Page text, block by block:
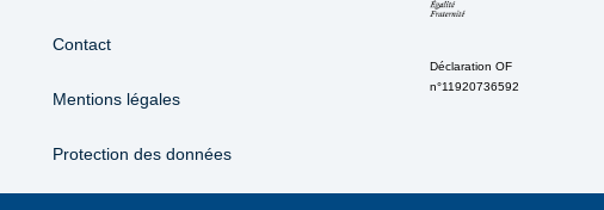
Contact
Mentions légales
Protection des données
Déclaration OF
n°11920736592